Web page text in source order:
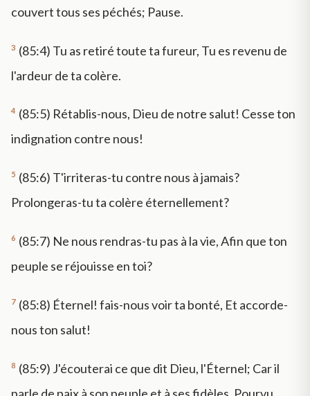
couvert tous ses péchés; Pause.
3 (85:4) Tu as retiré toute ta fureur, Tu es revenu de
l'ardeur de ta colère.
4 (85:5) Rétablis-nous, Dieu de notre salut! Cesse ton
indignation contre nous!
5 (85:6) T'irriteras-tu contre nous à jamais?
Prolongeras-tu ta colère éternellement?
6 (85:7) Ne nous rendras-tu pas à la vie, Afin que ton
peuple se réjouisse en toi?
7 (85:8) Éternel! fais-nous voir ta bonté, Et accorde-
nous ton salut!
8 (85:9) J'écouterai ce que dit Dieu, l'Éternel; Car il
parle de paix à son peuple et à ses fidèles, Pourvu